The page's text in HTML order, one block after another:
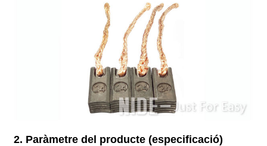
2. Paràmetre del producte (especificació)